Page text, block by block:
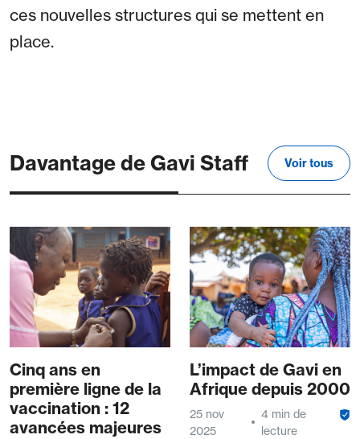
ces nouvelles structures qui se mettent en
place.
Davantage de Gavi Staff Voir tous
Cinq ans en
première ligne de la
vaccination : 12
avancées majeures
L’impact de Gavi en
Afrique depuis 2000
25 nov
2025
4 min de
lecture